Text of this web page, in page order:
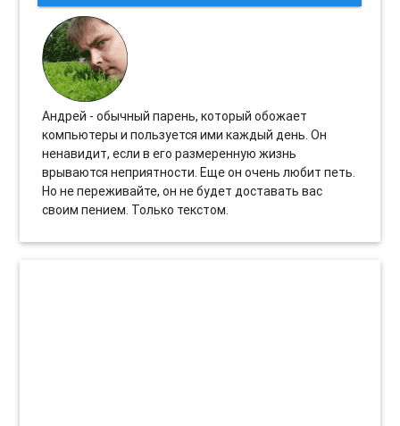
Андрей - обычный парень, который обожает
компьютеры и пользуется ими каждый день. Он
ненавидит, если в его размеренную жизнь
врываются неприятности. Еще он очень любит петь.
Но не переживайте, он не будет доставать вас
своим пением. Только текстом.